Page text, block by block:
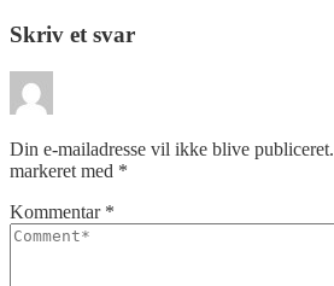
Skriv et svar
Din e-mailadresse vil ikke blive publiceret.
markeret med *
Kommentar *